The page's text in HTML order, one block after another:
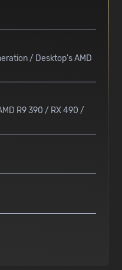
/ Desktop's AMD
R9 390 / RX 490 /